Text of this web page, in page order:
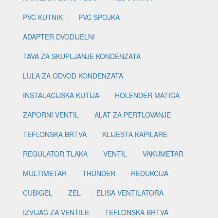
PVC KUTNIK
PVC SPOJKA
ADAPTER DVODIJELNI
TAVA ZA SKUPLJANJE KONDENZATA
LULA ZA ODVOD KONDENZATA
INSTALACIJSKA KUTIJA
HOLENDER MATICA
ZAPORNI VENTIL
ALAT ZA PERTLOVANJE
TEFLONSKA BRTVA
KLIJEŠTA KAPILARE
REGULATOR TLAKA
VENTIL
VAKUMETAR
MULTIMETAR
THUNDER
REDUKCIJA
CUBIGEL
ZEL
ELISA VENTILATORA
IZVIJAČ ZA VENTILE
TEFLONSKA BRTVA